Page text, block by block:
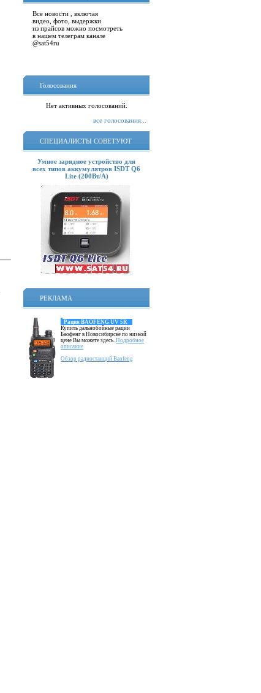
Все новости , включая
видео, фото, выдержки
из прайсов можно посмотреть
в нашем телеграм канале
@sat54ru
Голосования
Нет активных голосований.
все голосования...
СПЕЦИАЛИСТЫ СОВЕТУЮТ
Умное зарядное устройство для
всех типов аккумулятров ISDT Q6
Lite (200Вт/А)
РЕКЛАМА
Рация BAOFENG UV 5R
Купить дальнобойные рации
Баофенг в Новосибирске по низкой
цене Вы можете здесь. Подробное
описание
Обзор радиостанций Baofeng